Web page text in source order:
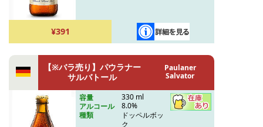
¥391
【※バラ売り】パウラナー
サルバトール
Paulaner
Salvator
容量
330 ml
アルコール
8.0%
種類
ドッペルボッ
ク